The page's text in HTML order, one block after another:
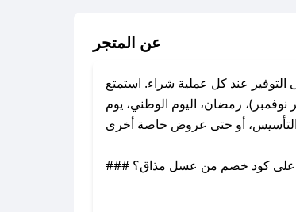
عن المتجر
عند كل عملية شراء. استمتع
رمضان، اليوم الوطني، يوم
التأسيس، أو حتى عروض خاصة أخرى.
### كيف تحصل على كود خصم من عسل مذاق؟
الإلكتروني لإضافته بسرعة.